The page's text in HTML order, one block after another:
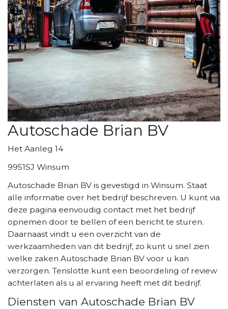
Autoschade Brian BV
Het Aanleg 14
9951SJ Winsum
Autoschade Brian BV is gevestigd in Winsum. Staat
alle informatie over het bedrijf beschreven. U kunt via
deze pagina eenvoudig contact met het bedrijf
opnemen door te bellen of een bericht te sturen.
Daarnaast vindt u een overzicht van de
werkzaamheden van dit bedrijf, zo kunt u snel zien
welke zaken Autoschade Brian BV voor u kan
verzorgen. Tenslotte kunt een beoordeling of review
achterlaten als u al ervaring heeft met dit bedrijf.
Diensten van Autoschade Brian BV